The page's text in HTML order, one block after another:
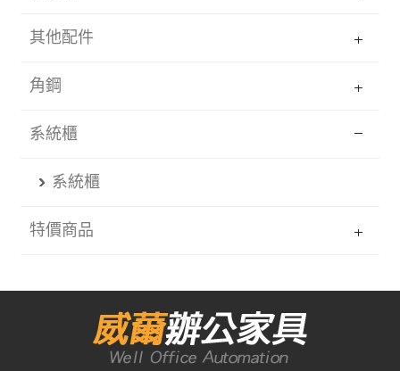
其他配件
角鋼
系統櫃
系統櫃
特價商品